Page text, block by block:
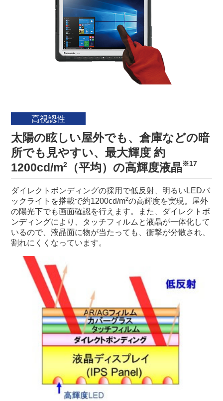
高視認性
太陽の眩しい屋外でも、倉庫などの暗
所でも見やすい、最大輝度 約
1200cd/m2 （平均）の高輝度液晶※17
ダイレクトボンディングの採用で低反射、明るいLEDバ
ックライトを搭載で約1200cd/m2の高輝度を実現。屋外
の陽光下でも画面確認を行えます。また、ダイレクトボ
ンディングにより、タッチフィルムと液晶が一体化して
いるので、液晶面に物が当たっても、衝撃が分散され、
割れにくくなっています。